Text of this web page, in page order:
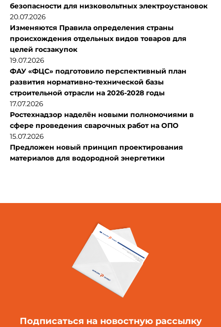
безопасности для низковольтных электроустановок
20.07.2026
Изменяются Правила определения страны
происхождения отдельных видов товаров для
целей госзакупок
19.07.2026
ФАУ «ФЦС» подготовило перспективный план
развития нормативно-технической базы
строительной отрасли на 2026-2028 годы
17.07.2026
Ростехнадзор наделён новыми полномочиями в
сфере проведения сварочных работ на ОПО
15.07.2026
Предложен новый принцип проектирования
материалов для водородной энергетики
Подписаться на новостную рассылку